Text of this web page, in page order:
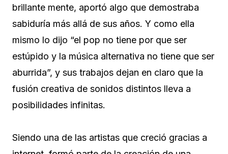
brillante mente, aportó algo que demostraba
sabiduría más allá de sus años. Y como ella
mismo lo dijo “el pop no tiene por que ser
estúpido y la música alternativa no tiene que ser
aburrida”, y sus trabajos dejan en claro que la
fusión creativa de sonidos distintos lleva a
posibilidades infinitas.
Siendo una de las artistas que creció gracias a